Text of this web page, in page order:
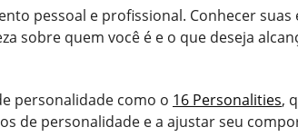
pessoal e profissional. Conhecer suas
sobre quem você é e o que deseja
personalidade como o 16 Personalities,
de personalidade e a ajustar seu